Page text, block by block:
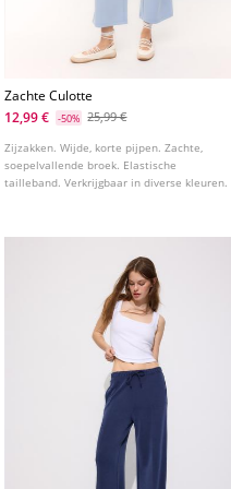
Zachte Culotte
12,99 €
-50% 25,99 €
Zijzakken. Wijde, korte pijpen. Zachte,
soepelvallende broek. Elastische
tailleband. Verkrijgbaar in diverse kleuren.